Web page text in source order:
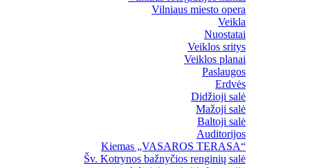
Vilniaus miesto opera
Veikla
Nuostatai
Veiklos sritys
Veiklos planai
Paslaugos
Erdvės
Didžioji salė
Mažoji salė
Baltoji salė
Auditorijos
Kiemas „VASAROS TERASA“
Šv. Kotrynos bažnyčios renginių salė